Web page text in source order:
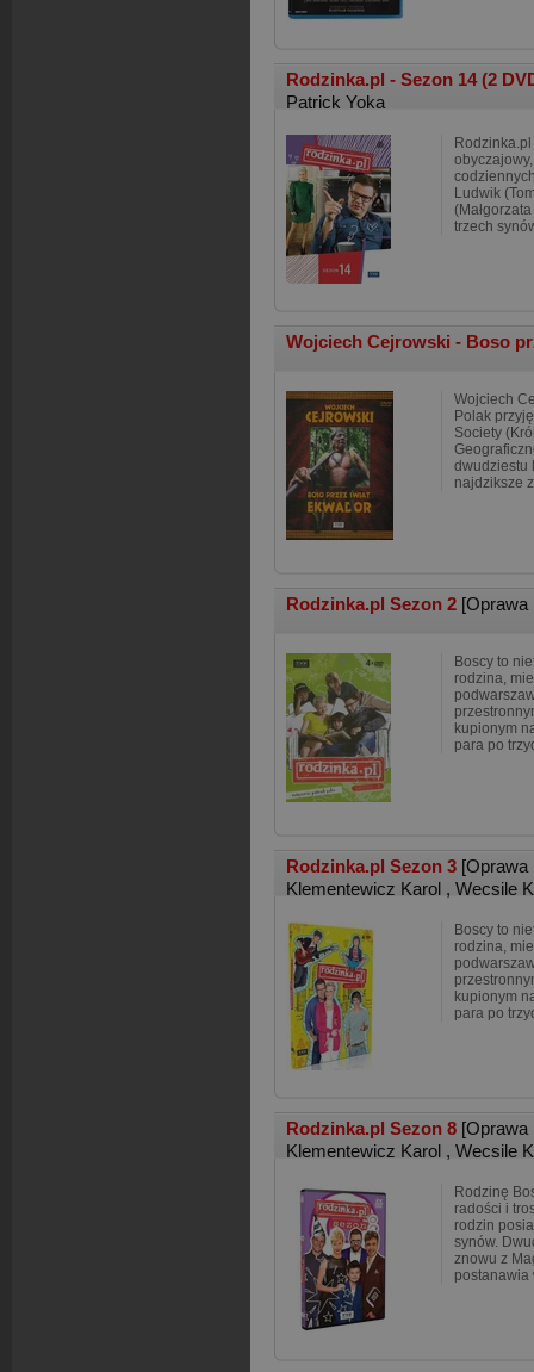
Rodzinka.pl - Sezon 14 (2
Patrick Yoka
Ludwik
trzech
Wojciech Cejrowski - Boso
Wojciech
Polak
Society
dwudziestu
najdziksze
Rodzinka.pl Sezon 2 [Oprawa
Boscy to
rodzina,
kupionym
para po
Rodzinka.pl Sezon 3 [Oprawa
Klementewicz Karol , Wecsile
Boscy to
rodzina,
kupionym
para po
Rodzinka.pl Sezon 8 [Oprawa
Klementewicz Karol , Wecsile
Rodzinę
radości i
rodzin
synów.
znowu z
postanawia